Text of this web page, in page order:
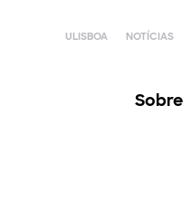
ULISBOA NOTÍCIAS
Sobre